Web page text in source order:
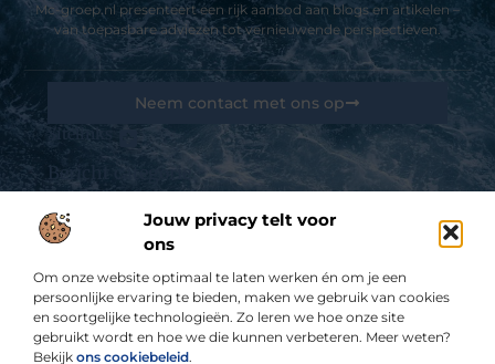
Jouw privacy telt voor
ons
Om onze website optimaal te laten werken én om je een
persoonlijke ervaring te bieden, maken we gebruik van cookies
en soortgelijke technologieën. Zo leren we hoe onze site
gebruikt wordt en hoe we die kunnen verbeteren. Meer weten?
Bekijk ons cookiebeleid.
Mc-groep.nl presenteert een rijk aanbod aan blogs en artikelen –
van toepasbare adviezen tot vernieuwende perspectieven.
Sitelinks
De best gelezen stukken op een rij
De afvalpers inzetten voor het juiste doel
Met de Camper Door Canada
3 Veiligheidstips voor Airbnb®-hosts
Bericht categorie
Neem contact met ons op